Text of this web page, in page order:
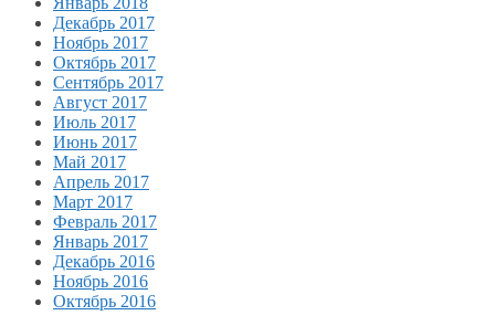
Декабрь 2017
Ноябрь 2017
Октябрь 2017
Сентябрь 2017
Август 2017
Июль 2017
Июнь 2017
Май 2017
Апрель 2017
Март 2017
Февраль 2017
Январь 2017
Декабрь 2016
Ноябрь 2016
Октябрь 2016